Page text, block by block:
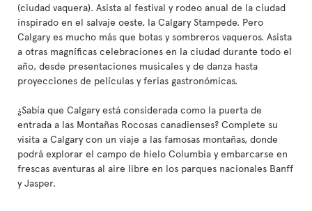
(ciudad vaquera). Asista al festival y rodeo anual de la ciudad
inspirado en el salvaje oeste, la Calgary Stampede. Pero
Calgary es mucho más que botas y sombreros vaqueros. Asista
a otras magníficas celebraciones en la ciudad durante todo el
año, desde presentaciones musicales y de danza hasta
proyecciones de películas y ferias gastronómicas.
¿Sabía que Calgary está considerada como la puerta de
entrada a las Montañas Rocosas canadienses? Complete su
visita a Calgary con un viaje a las famosas montañas, donde
podrá explorar el campo de hielo Columbia y embarcarse en
frescas aventuras al aire libre en los parques nacionales Banff
y Jasper.